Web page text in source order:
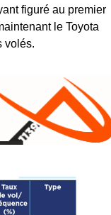
figuré au premier
le Toyota
volés.